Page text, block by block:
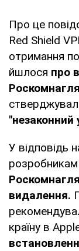
Про це
Red Shield
отримання
йшлося про
"незаконний
У відповідь
розробникам
видалення.
країну в